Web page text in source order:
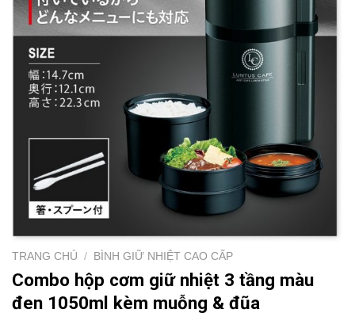
TRANG CHỦ / BÌNH GIỮ NHIỆT CAO CẤP
Combo hộp cơm giữ nhiệt 3 tầng màu
đen 1050ml kèm muỗng & đũa